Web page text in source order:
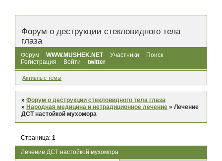
Форум о деструкции стекловидного тела
глаза
Форум WWW.MUSHEK.NET Участники
Поиск
Регистрация
Войти twitter
Активные темы
»Форум о деструкции стекловидного тела глаза
»Народная медицина и нетрадиционное лечение »Лечение
ДСТ настойкой мухомора
Лечение ДСТ настойкой мухомора
Страница:1